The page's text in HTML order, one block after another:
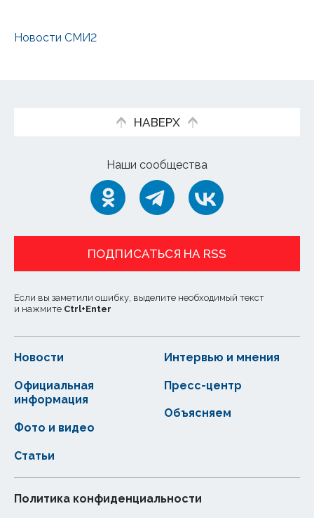
Новости СМИ2
НАВЕРХ
Наши сообщества
ПОДПИСАТЬСЯ НА RSS
Если вы заметили ошибку, выделите необходимый текст
и нажмите Ctrl+Enter
Новости
Статьи
Официальная
информация
Интервью и мнения
Фото и видео
Пресс-центр
Объясняем
Политика конфиденциальности